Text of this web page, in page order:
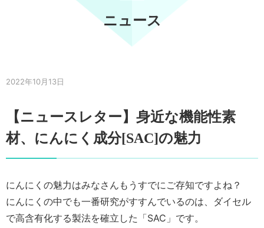
ニュース
2022年10月13日
【ニュースレター】身近な機能性素
材、にんにく成分[SAC]の魅力
にんにくの魅力はみなさんもうすでにご存知ですよね？
にんにくの中でも一番研究がすすんでいるのは、ダイセル
で高含有化する製法を確立した「SAC」です。